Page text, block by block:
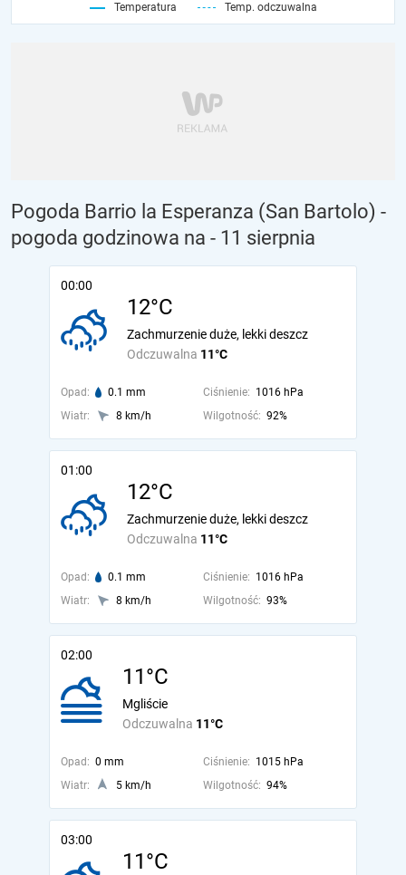
Temperatura Temp. odczuwalna
Pogoda Barrio la Esperanza (San Bartolo) -
pogoda godzinowa na - 11 sierpnia
00:00
12°C
Odczuwalna 11°C
Zachmurzenie duże, lekki deszcz
Opad: 0.1 mm Ciśnienie: 1016 hPa
Wiatr:
8 km/h Wilgotność: 92%
01:00
12°C
Odczuwalna 11°C
Zachmurzenie duże, lekki deszcz
Opad: 0.1 mm Ciśnienie: 1016 hPa
Wiatr:
8 km/h Wilgotność: 93%
02:00
11°C
Odczuwalna 11°C
Mgliście
Opad: 0 mm Ciśnienie: 1015 hPa
Wiatr:
5 km/h Wilgotność: 94%
03:00
11°C